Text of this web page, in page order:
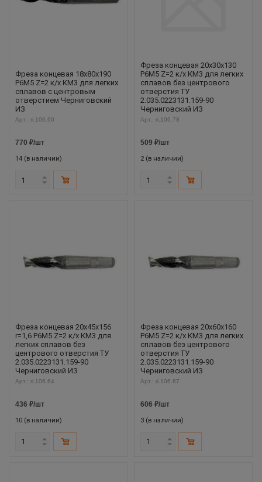
Фреза концевая 18х80х190
Р6М5 Z=2 к/х КМ3 для легких
сплавов с центровым
отверстием Черниговский
ИЗ
Арт.: ri.106.60
770 ₽/шт
14 (в наличии)
Фреза концевая 20х30х130
Р6М5 Z=2 к/х КМ3 для легких
сплавов без центрового
отверстия ТУ
2.035.0223131.159-90
Черниговский ИЗ
Арт.: ri.106.78
509 ₽/шт
2 (в наличии)
Фреза концевая 20х45х156
r=1,6 Р6М5 Z=2 к/х КМ3 для
легких сплавов без
центрового отверстия ТУ
2.035.0223131.159-90
Черниговский ИЗ
Арт.: ri.106.64
436 ₽/шт
10 (в наличии)
Фреза концевая 20х60х160
Р6М5 Z=2 к/х КМ3 для легких
сплавов без центрового
отверстия ТУ
2.035.0223131.159-90
Черниговский ИЗ
Арт.: ri.106.67
606 ₽/шт
3 (в наличии)